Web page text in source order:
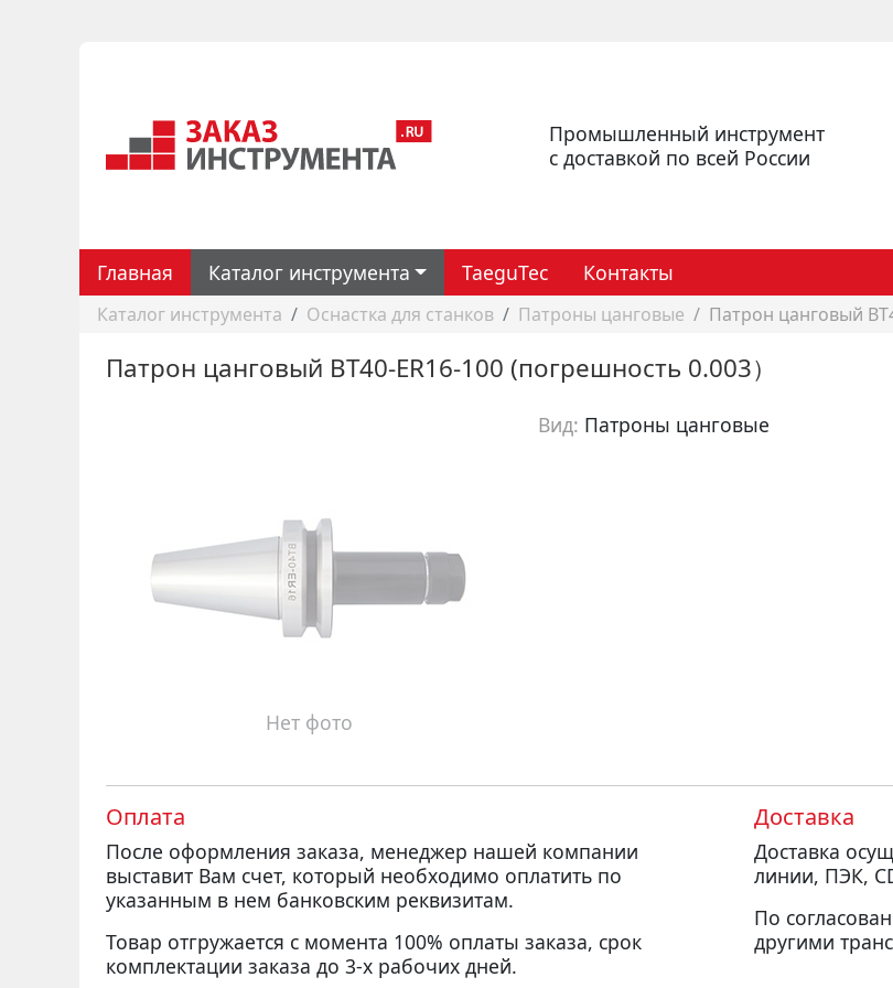
Промышленный инструмент
с доставкой по всей России
Главная
Каталог инструмента TaeguTec Контакты
Каталог инструмента Оснастка для станков Патроны цанговые Патрон цанговый
Патрон цанговый BT40-ER16-100 (погрешность 0.003）
Нет фото
Вид: Патроны цанговые
Оплата
После оформления заказа, менеджер нашей компании
выставит Вам счет, который необходимо оплатить по
указанным в нем банковским реквизитам.
Товар отгружается с момента 100% оплаты заказа, срок
комплектации заказа до 3-х рабочих дней.
Доставка
Доставка
линии, ПЭК,
По
другими